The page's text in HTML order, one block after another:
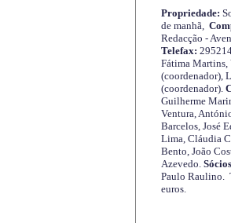
Propriedade:
de manhã,
Redacção -
Telefax:
Fátima Martins,
(coordenador),
(coordenador).
Guilherme
Ventura,
Barcelos, José
Lima, Cláudia
Bento, João
Azevedo.
Paulo Raulino.
euros.